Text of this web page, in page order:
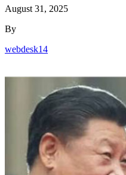
August 31, 2025
By
webdesk14